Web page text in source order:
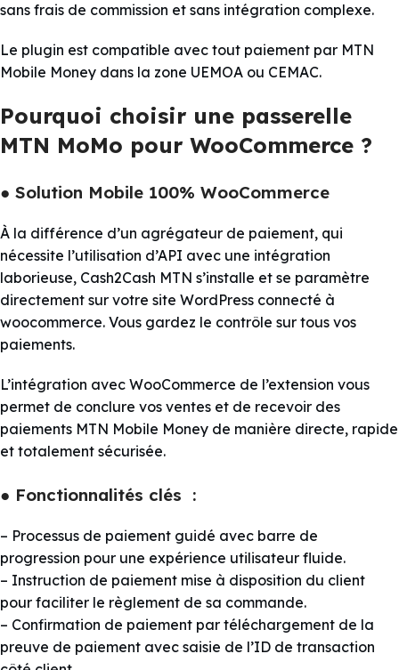
sans frais de commission et sans intégration complexe.
Le plugin est compatible avec tout paiement par MTN
Mobile Money dans la zone UEMOA ou CEMAC.
Pourquoi choisir une passerelle
MTN MoMo pour WooCommerce ?
● Solution Mobile 100% WooCommerce
À la différence d’un agrégateur de paiement, qui
nécessite l’utilisation d’API avec une intégration
laborieuse, Cash2Cash MTN s’installe et se paramètre
directement sur votre site WordPress connecté à
woocommerce. Vous gardez le contrôle sur tous vos
paiements.
L’intégration avec WooCommerce de l’extension vous
permet de conclure vos ventes et de recevoir des
paiements MTN Mobile Money de manière directe, rapide
et totalement sécurisée.
● Fonctionnalités clés :
– Processus de paiement guidé avec barre de
progression pour une expérience utilisateur fluide.
– Instruction de paiement mise à disposition du client
pour faciliter le règlement de sa commande.
– Confirmation de paiement par téléchargement de la
preuve de paiement avec saisie de l’ID de transaction